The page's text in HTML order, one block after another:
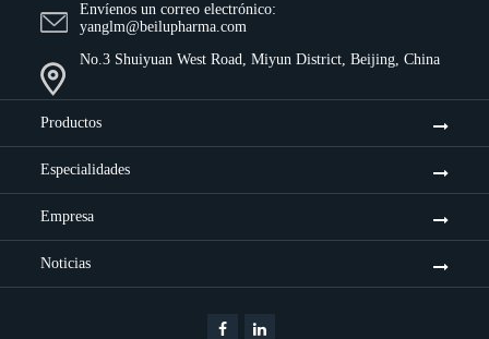
Envíenos un correo electrónico:
yanglm@beilupharma.com
No.3 Shuiyuan West Road, Miyun District, Beijing, China
Productos
Especialidades
Empresa
Noticias